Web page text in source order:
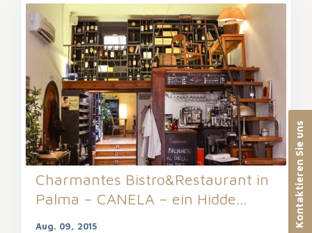
Charmantes Bistro&Restaurant in
Palma – CANELA – ein Hidde...
Aug. 09, 2015
Kontaktieren Sie uns